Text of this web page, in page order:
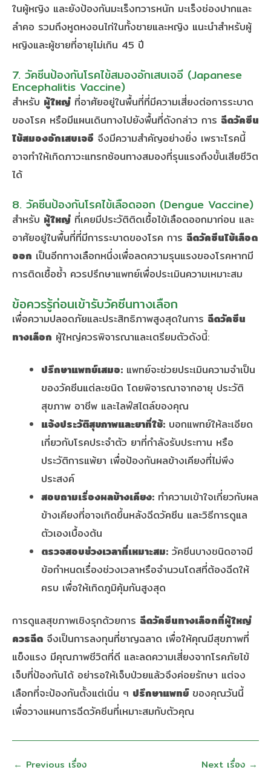
ในผู้หญิง และยังป้องกันมะเร็งทวารหนัก มะเร็งช่องปากและ
ลำคอ รวมถึงหูดหงอนไก่ในทั้งชายและหญิง แนะนำสำหรับผู้
หญิงและผู้ชายที่อายุไม่เกิน 45 ปี
7. วัคซีนป้องกันโรคไข้สมองอักเสบเจอี (Japanese
Encephalitis Vaccine)
สำหรับ ผู้ใหญ่ ที่อาศัยอยู่ในพื้นที่ที่มีความเสี่ยงต่อการระบาด
ของโรค หรือมีแผนเดินทางไปยังพื้นที่ดังกล่าว การ ฉีดวัคซีน
ไข้สมองอักเสบเจอี จึงมีความสำคัญอย่างยิ่ง เพราะโรคนี้
อาจทำให้เกิดภาวะแทรกซ้อนทางสมองที่รุนแรงถึงขั้นเสียชีวิต
ได้
8. วัคซีนป้องกันโรคไข้เลือดออก (Dengue Vaccine)
สำหรับ ผู้ใหญ่ ที่เคยมีประวัติติดเชื้อไข้เลือดออกมาก่อน และ
อาศัยอยู่ในพื้นที่ที่มีการระบาดของโรค การ ฉีดวัคซีนไข้เลือด
ออก เป็นอีกทางเลือกหนึ่งเพื่อลดความรุนแรงของโรคหากมี
การติดเชื้อซ้ำ ควรปรึกษาแพทย์เพื่อประเมินความเหมาะสม
ข้อควรรู้ก่อนเข้ารับวัคซีนทางเลือก
เพื่อความปลอดภัยและประสิทธิภาพสูงสุดในการ ฉีดวัคซีน
ทางเลือก ผู้ใหญ่ควรพิจารณาและเตรียมตัวดังนี้:
ปรึกษาแพทย์เสมอ: แพทย์จะช่วยประเมินความจำเป็น
ของวัคซีนแต่ละชนิด โดยพิจารณาจากอายุ ประวัติ
สุขภาพ อาชีพ และไลฟ์สไตล์ของคุณ
แจ้งประวัติสุขภาพและยาที่ใช้: บอกแพทย์ให้ละเอียด
เกี่ยวกับโรคประจำตัว ยาที่กำลังรับประทาน หรือ
ประวัติการแพ้ยา เพื่อป้องกันผลข้างเคียงที่ไม่พึง
ประสงค์
สอบถามเรื่องผลข้างเคียง: ทำความเข้าใจเกี่ยวกับผล
ข้างเคียงที่อาจเกิดขึ้นหลังฉีดวัคซีน และวิธีการดูแล
ตัวเองเบื้องต้น
ตรวจสอบช่วงเวลาที่เหมาะสม: วัคซีนบางชนิดอาจมี
ข้อกำหนดเรื่องช่วงเวลาหรือจำนวนโดสที่ต้องฉีดให้
ครบ เพื่อให้เกิดภูมิคุ้มกันสูงสุด
การดูแลสุขภาพเชิงรุกด้วยการ ฉีดวัคซีนทางเลือกที่ผู้ใหญ่
ควรฉีด จึงเป็นการลงทุนที่ชาญฉลาด เพื่อให้คุณมีสุขภาพที่
แข็งแรง มีคุณภาพชีวิตที่ดี และลดความเสี่ยงจากโรคภัยไข้
เจ็บที่ป้องกันได้ อย่ารอให้เจ็บป่วยแล้วจึงค่อยรักษา แต่จง
เลือกที่จะป้องกันตั้งแต่เนิ่น ๆ ปรึกษาแพทย์ของคุณวันนี้
เพื่อวางแผนการฉีดวัคซีนที่เหมาะสมกับตัวคุณ
← Previous เรื่อง Next เรื่อง →